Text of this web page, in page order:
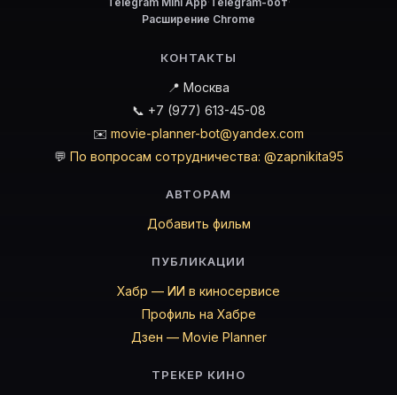
Расширение Chrome
КОНТАКТЫ
📍 Москва
📞 +7 (977) 613-45-08
✉️ movie-planner-bot@yandex.com
💬 По вопросам сотрудничества: @zapnikita95
АВТОРАМ
Добавить фильм
ПУБЛИКАЦИИ
Хабр — ИИ в киносервисе
Профиль на Хабре
Дзен — Movie Planner
ТРЕКЕР КИНО